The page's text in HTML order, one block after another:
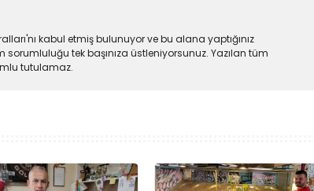
kabul etmiş bulunuyor ve bu alana yaptığınız
tek başınıza üstleniyorsunuz. Yazılan tüm
tutulamaz.